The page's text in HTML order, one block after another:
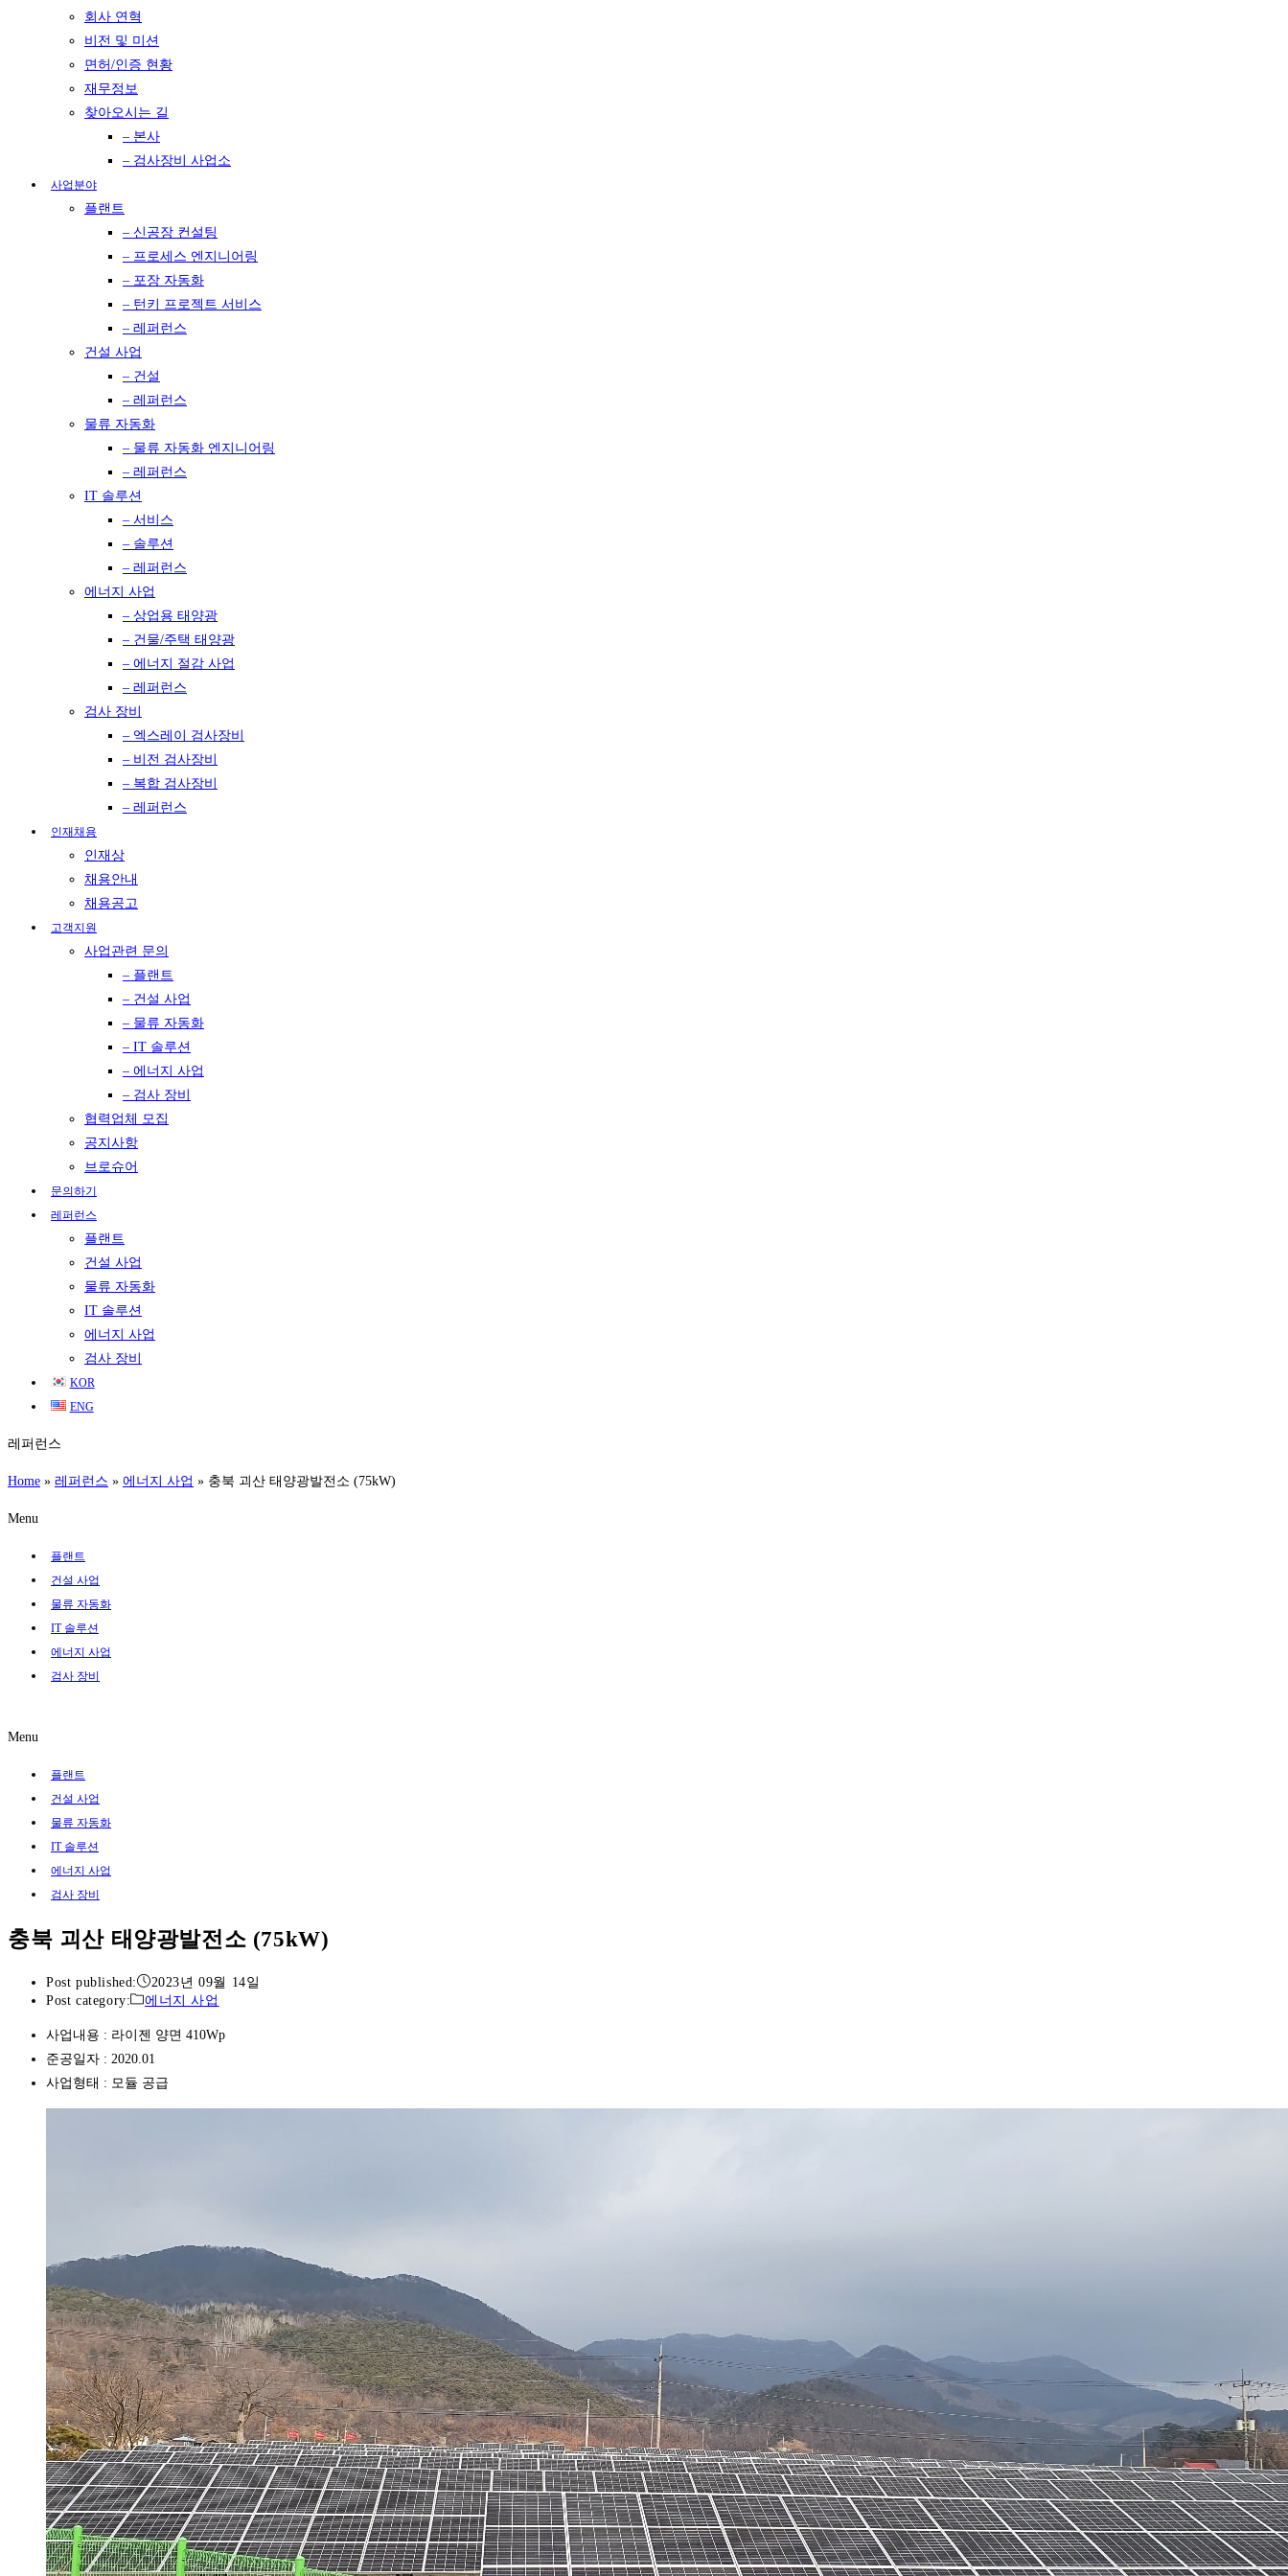
회사 연혁
비전 및 미션
면허/인증 현황
재무정보
찾아오시는 길
– 본사
– 검사장비 사업소
사업분야
플랜트
– 신공장 컨설팅
– 프로세스 엔지니어링
– 포장 자동화
– 턴키 프로젝트 서비스
– 레퍼런스
건설 사업
– 건설
– 레퍼런스
물류 자동화
– 물류 자동화 엔지니어링
– 레퍼런스
IT 솔루션
– 서비스
– 솔루션
– 레퍼런스
에너지 사업
– 상업용 태양광
– 건물/주택 태양광
– 에너지 절감 사업
– 레퍼런스
검사 장비
– 엑스레이 검사장비
– 비전 검사장비
– 복합 검사장비
– 레퍼런스
인재채용
인재상
채용안내
채용공고
고객지원
사업관련 문의
– 플랜트
– 건설 사업
– 물류 자동화
– IT 솔루션
– 에너지 사업
– 검사 장비
협력업체 모집
공지사항
브로슈어
문의하기
레퍼런스
플랜트
건설 사업
물류 자동화
IT 솔루션
에너지 사업
검사 장비
KOR
ENG
레퍼런스
Home » 레퍼런스 » 에너지 사업 » 충북 괴산 태양광발전소 (75kW)
Menu
플랜트
건설 사업
물류 자동화
IT 솔루션
에너지 사업
검사 장비
Menu
플랜트
건설 사업
물류 자동화
IT 솔루션
에너지 사업
검사 장비
충북 괴산 태양광발전소 (75kW)
Post published:
2023년 09월 14일
Post category:
에너지 사업
사업내용 : 라이젠 양면 410Wp
준공일자 : 2020.01
사업형태 : 모듈 공급